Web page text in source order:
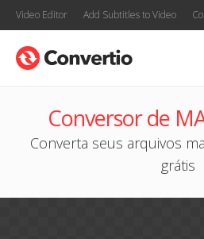
Video Editor Add Subtitles to Video
Conversor de
Converta seus arquivos
grátis